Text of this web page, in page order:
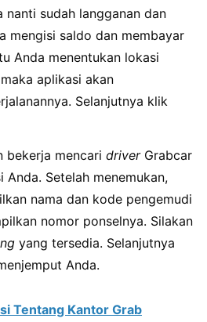
sudah langganan dan
mengisi saldo dan membayar
Anda menentukan lokasi
aplikasi akan
Selanjutnya klik
bekerja mencari driverGrabcar
Setelah menemukan,
nama dan kode pengemudi
nomor ponselnya. Silakan
yang tersedia. Selanjutnya
Anda.
Tentang Kantor Grab